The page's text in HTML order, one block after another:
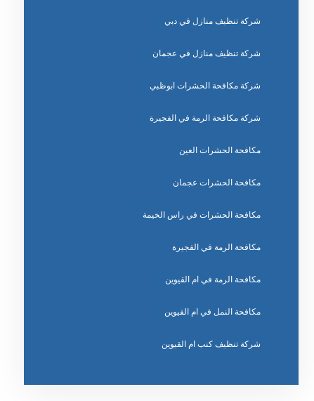
شركة تنظيف منازل في دبي
شركة تنظيف منازل في عجمان
شركة مكافحة الحشرات ابوظبي
شركة مكافحة الرمة في الفجيرة
مكافحة الحشرات العين
مكافحة الحشرات عجمان
مكافحة الحشرات في راس الخيمة
مكافحة الرمة في الفجيرة
مكافحة الرمة في ام القيوين
مكافحة النمل في ام القيوين